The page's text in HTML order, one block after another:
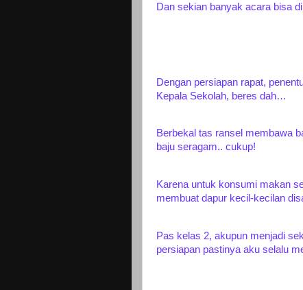
Dan sekian banyak acara bisa
Dengan persiapan rapat,
Kepala Sekolah, beres dah…
Berbekal tas ransel membawa
baju seragam.. cukup!
Karena untuk konsumi makan
membuat dapur kecil-kecilan
Pas kelas 2, akupun menjadi
persiapan pastinya aku selalu